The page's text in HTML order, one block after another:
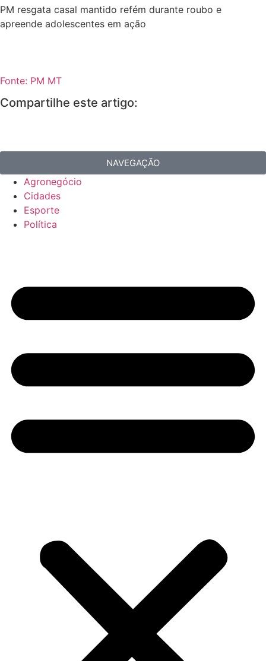
PM resgata casal mantido refém durante roubo e
apreende adolescentes em ação
Fonte: PM MT
Compartilhe este artigo:
NAVEGAÇÃO
Agronegócio
Cidades
Esporte
Política